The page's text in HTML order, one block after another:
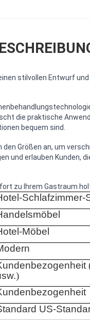
stilvollen Entwurf
die praktische
bequem sind.
Größen an, um
erlauben Kunden,
zu Ihrem Gastraum
Schlafzimmer-
Möbel
)
US-